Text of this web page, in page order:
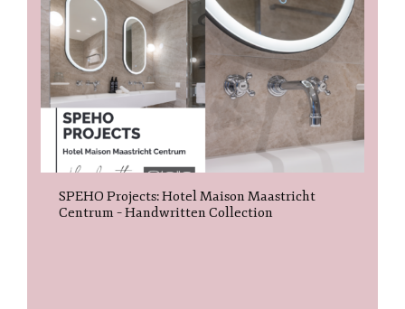
SPEHO Projects: Hotel Maison Maastricht
Centrum – Handwritten Collection